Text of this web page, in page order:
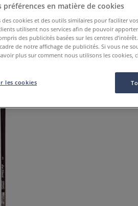
préférences en matière de cookies
cookies et des outils similaires pour faciliter
utilisent nos services afin de pouvoir
des publicités basées sur les centres
de notre affichage de publicités. Si vous ne
plus sur comment nous utilisons les cookies,
les cookies